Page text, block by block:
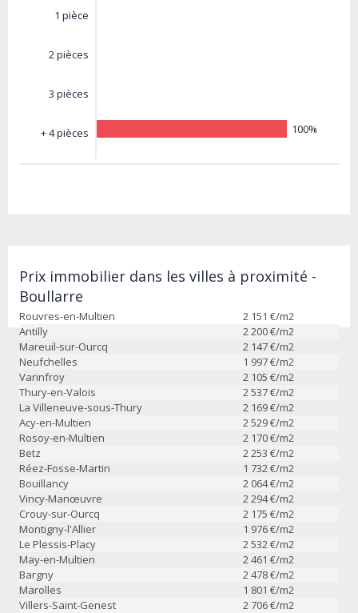
1 pièce
2 pièces
3 pièces
+ 4 pièces 100%
Prix immobilier dans les villes à proximité -
Boullarre
Rouvres-en-Multien 2 151 €/m2
Antilly
2 200€/m2
Mareuil-sur-Ourcq
2 147€/m2
Neufchelles
1 997€/m2
Varinfroy
2 105 €/m2
Thury-en-Valois
2 537€/m2
La Villeneuve-sous-Thury
2 169€/m2
Acy-en-Multien
2 529€/m2
Rosoy-en-Multien
2 170€/m2
Betz
2 253 €/m2
Réez-Fosse-Martin
1 732 €/m2
Bouillancy
2 064€/m2
Vincy-Manœuvre
2 294€/m2
Crouy-sur-Ourcq
2 175 €/m2
Montigny-l'Allier
1 976€/m2
Le Plessis-Placy
2 532 €/m2
May-en-Multien
2 461 €/m2
Bargny
2 478€/m2
Marolles
1 801 €/m2
Villers-Saint-Genest
2 706€/m2